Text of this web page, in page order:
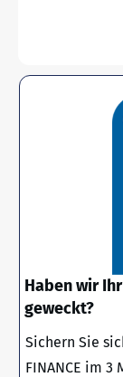
Haben wir Ihr
geweckt?
Sichern Sie
FINANCE im